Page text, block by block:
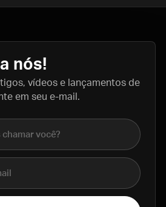
nós!
vídeos e lançamentos de
em seu e-mail.